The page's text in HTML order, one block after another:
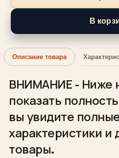
В
Описание товара
ВНИМАНИЕ - Ниже
показать
вы увидите
характеристики
товары.